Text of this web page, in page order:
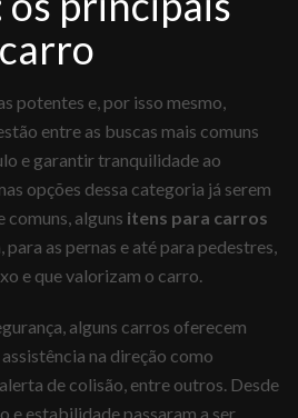
potentes e, por isso mesmo,
entre as buscas mais comuns
e garantir tranquilidade ao
opções dessa categoria já serem
alguns itens para carros
as pernas e até para pedestres,
e que valorizam o carro.
alguns carros oferecem
na direção como
de colisão, entre outros. Desde
e estabilidade passaram a ser